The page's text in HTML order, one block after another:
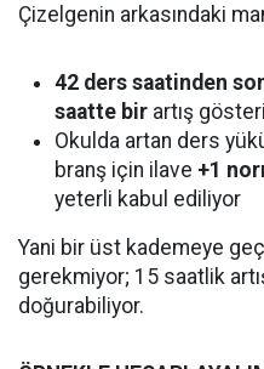
Çizelgenin arkasındaki
42 ders saatinden
saatte bir artış
Okulda artan ders
branş için ilave +1
yeterli kabul ediliyor
Yani bir üst kademeye
gerekmiyor; 15 saatlik
doğurabiliyor.